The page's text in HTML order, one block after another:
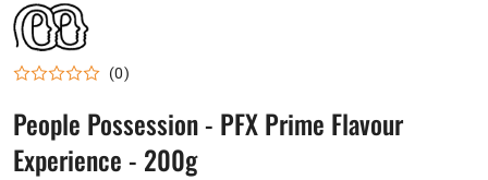
NAZWA
PRODUCENTA:
PEOPLE
POSSESION
(0)
People Possession - PFX Prime Flavour
Experience - 200g